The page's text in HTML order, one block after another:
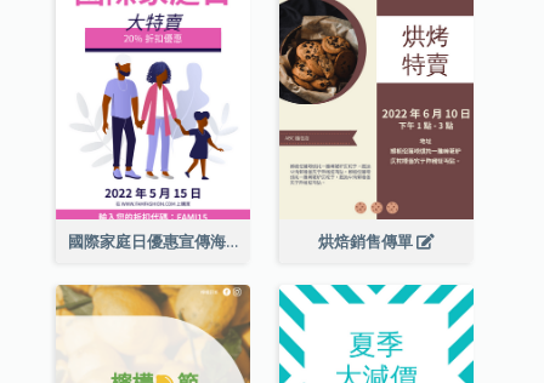
國際家庭日優惠宣傳海報 烘焙銷售傳單